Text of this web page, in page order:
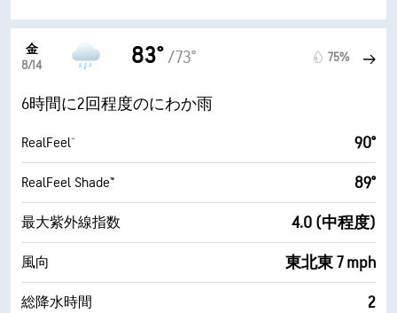
金
8/14
83° /73° 75%
6時間に2回程度のにわか雨
RealFeel® 90°
RealFeel Shade™ 89°
最大紫外線指数 4.0 (中程度)
風向 東北東 7 mph
総降水時間 2